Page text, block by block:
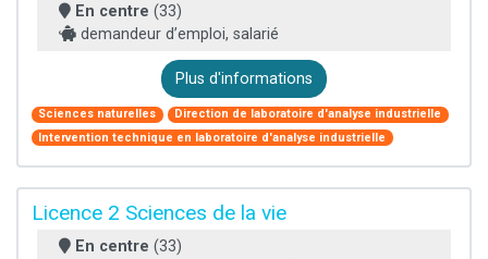
En centre (33)
demandeur d’emploi, salarié
Plus d'informations
Sciences naturelles
Direction de laboratoire d'analyse industrielle
Intervention technique en laboratoire d'analyse industrielle
Licence 2 Sciences de la vie
En centre (33)